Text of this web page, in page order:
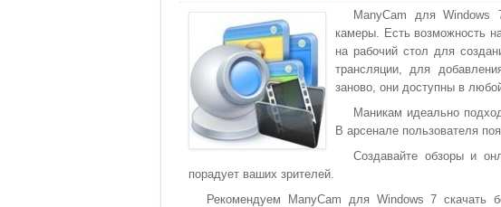
ManyCam для Windows
камеры. Есть возможность
на рабочий стол для
трансляции, для
заново, они доступны в
Маникам идеально
В арсенале пользователя
Создавайте обзоры и
порадует ваших зрителей.
Рекомендуем ManyCam для Windows 7 скачать